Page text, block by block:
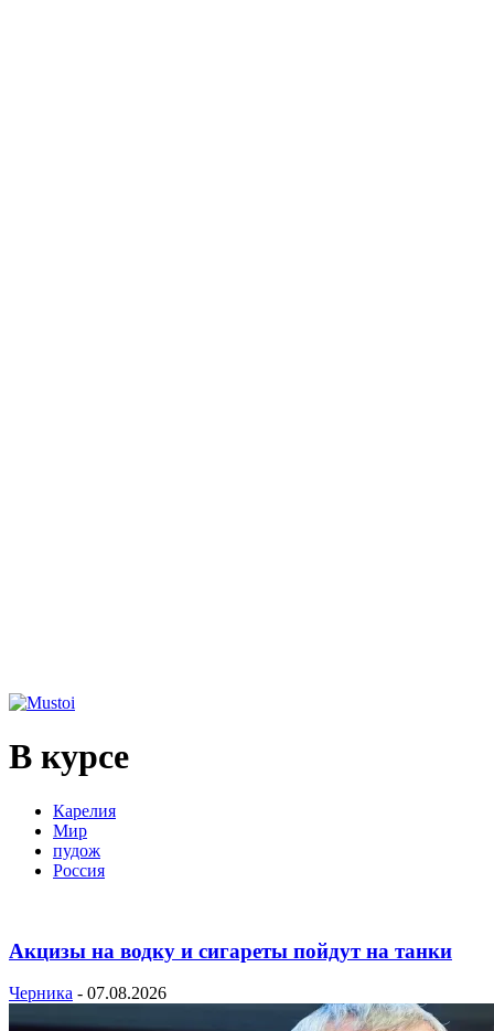
В курсе
Карелия
Мир
пудож
Россия
Акцизы на водку и сигареты пойдут на танки
Черника - 07.08.2026